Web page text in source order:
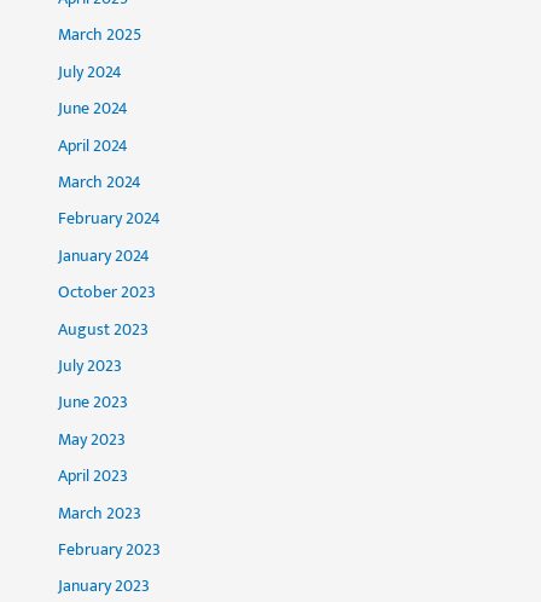
March 2025
July 2024
June 2024
April 2024
March 2024
February 2024
January 2024
October 2023
August 2023
July 2023
June 2023
May 2023
April 2023
March 2023
February 2023
January 2023